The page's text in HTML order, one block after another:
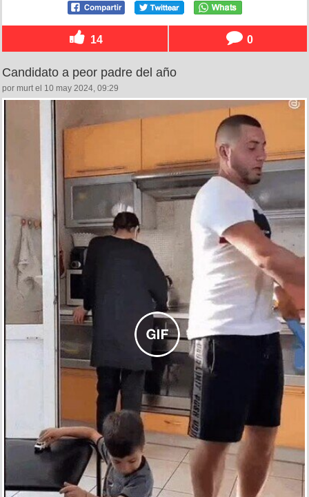
14 0
Candidato a peor padre del año
por murt el 10 may 2024, 09:29